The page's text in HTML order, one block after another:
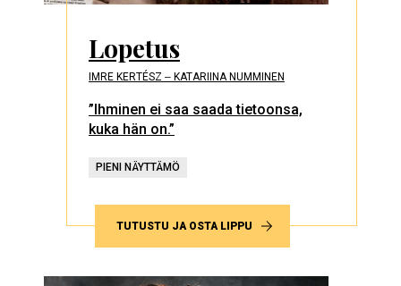
Lopetus
IMRE KERTÉSZ ‒ KATARIINA NUMMINEN
”Ihminen ei saa saada tietoonsa,
kuka hän on.”
PIENI NÄYTTÄMÖ
TUTUSTU JA OSTA LIPPU